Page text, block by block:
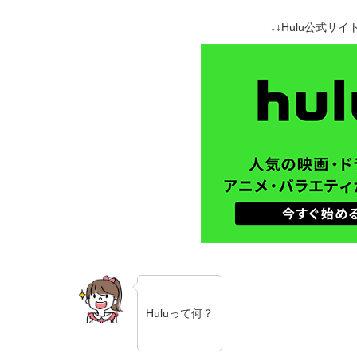
↓↓Hulu公式サイ
Huluって何？